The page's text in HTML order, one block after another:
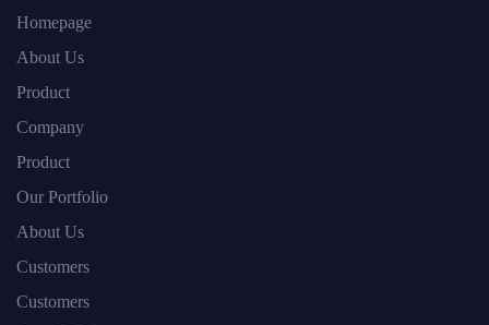
Homepage
About Us
Product
Company
Product
Our Portfolio
About Us
Customers
Customers